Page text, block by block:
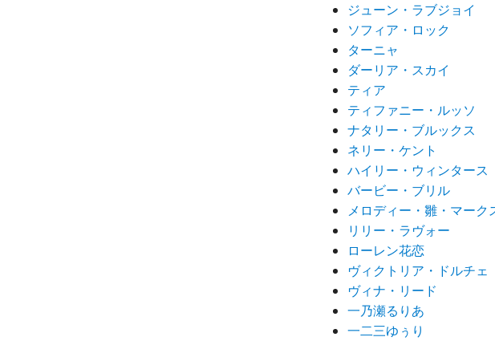
ジューン・ラブジョイ
ソフィア・ロック
ターニャ
ダーリア・スカイ
ティア
ティファニー・ルッソ
ナタリー・ブルックス
ネリー・ケント
ハイリー・ウィンタース
バービー・ブリル
メロディー・雛・マーク
リリー・ラヴォー
ローレン花恋
ヴィクトリア・ドルチェ
ヴィナ・リード
一乃瀬るりあ
一二三ゆぅり